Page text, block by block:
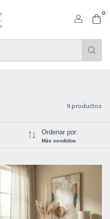
0
9 productos
Ordenar por:
Más vendidos